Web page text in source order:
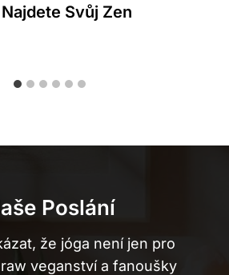
Jógová Studia
Poslání
že jóga není jen pro
veganství a fanoušky